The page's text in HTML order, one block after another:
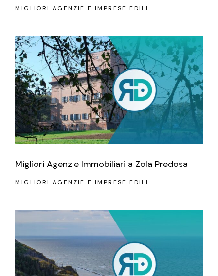
MIGLIORI AGENZIE E IMPRESE EDILI
Migliori Agenzie Immobiliari a Zola Predosa
MIGLIORI AGENZIE E IMPRESE EDILI